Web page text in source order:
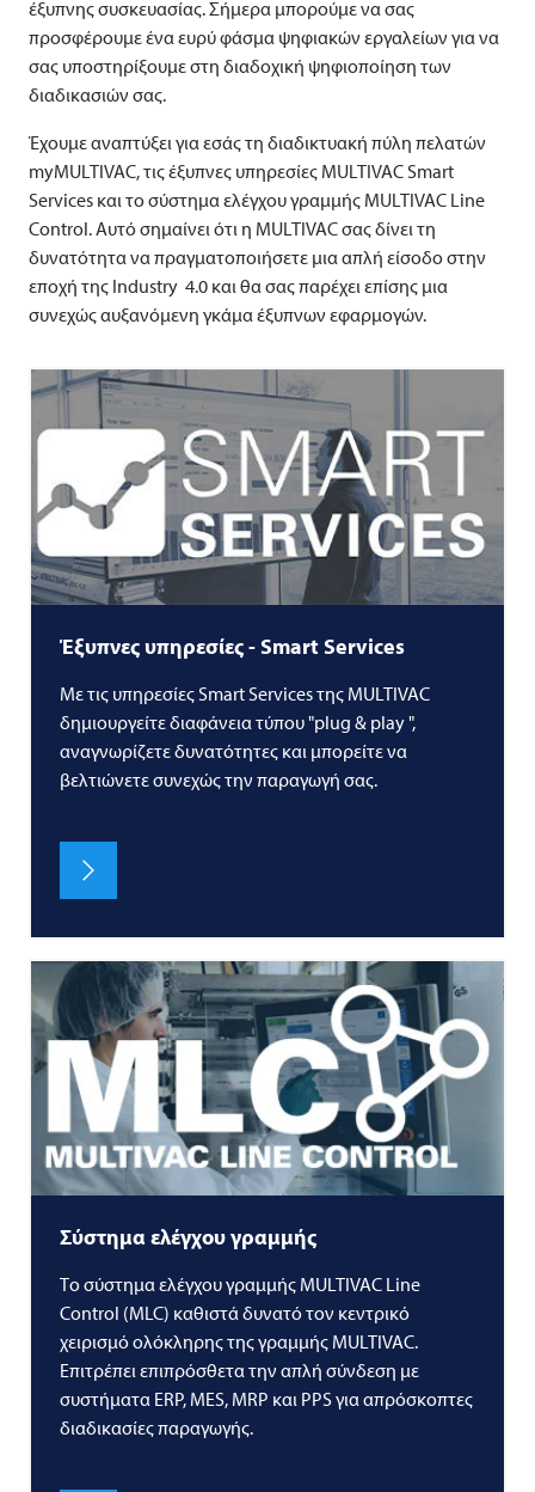
έξυπνης συσκευασίας. Σήμερα μπορούμε να σας
προσφέρουμε ένα ευρύ φάσμα ψηφιακών εργαλείων για να
σας υποστηρίξουμε στη διαδοχική ψηφιοποίηση των
διαδικασιών σας.
Έχουμε αναπτύξει για εσάς τη διαδικτυακή πύλη πελατών
myMULTIVAC, τις έξυπνες υπηρεσίες MULTIVACSmart
Services και το σύστημα ελέγχου γραμμής MULTIVAC Line
Control. Αυτό σημαίνει ότι η MULTIVACσας δίνει τη
δυνατότητα να πραγματοποιήσετε μια απλή είσοδο στην
εποχή της Industry 4.0 και θα σας παρέχει επίσης μια
συνεχώς αυξανόμενη γκάμα έξυπνων εφαρμογών.
Έξυπνες υπηρεσίες - Smart Services
Με τις υπηρεσίες Smart Services της MULTIVAC
δημιουργείτε διαφάνεια τύπου "plug & play ",
αναγνωρίζετε δυνατότητες και μπορείτε να
βελτιώνετε συνεχώς την παραγωγή σας.
Σύστημα ελέγχου γραμμής
Το σύστημα ελέγχου γραμμής MULTIVAC Line
Control (MLC) καθιστά δυνατό τον κεντρικό
χειρισμό ολόκληρης της γραμμής MULTIVAC.
Επιτρέπει επιπρόσθετα την απλή σύνδεση με
συστήματα ERP, MES, MRP και PPS για απρόσκοπτες
διαδικασίες παραγωγής.